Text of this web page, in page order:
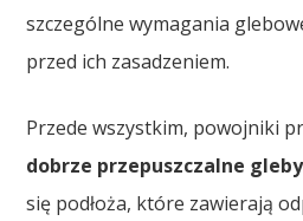
szczególne wymagania
przed ich zasadzeniem.
Przede wszystkim, powojniki
dobrze przepuszczalne gleby
się podłoża, które zawierają